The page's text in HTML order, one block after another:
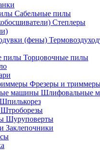
Сабельные пилы
Степлеры
Торцовочные пилы
Фрезеры и
Шлифовальные
Шпилькорез
Штроборезы
Шуруповерты
Заклепочники